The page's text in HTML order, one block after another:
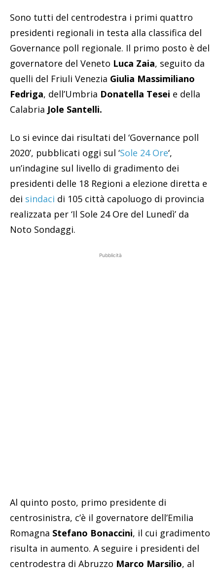
Sono tutti del centrodestra i primi quattro
presidenti regionali in testa alla classifica del
Governance poll regionale. Il primo posto è del
governatore del Veneto Luca Zaia, seguito da
quelli del Friuli Venezia Giulia Massimiliano
Fedriga, dell’Umbria Donatella Tesei e della
Calabria Jole Santelli.
Lo si evince dai risultati del ‘Governance poll
2020’, pubblicati oggi sul ‘Sole 24 Ore‘,
un’indagine sul livello di gradimento dei
presidenti delle 18 Regioni a elezione diretta e
dei sindaci di 105 città capoluogo di provincia
realizzata per ‘Il Sole 24 Ore del Lunedì’ da
Noto Sondaggi.
Pubblicità
Al quinto posto, primo presidente di
centrosinistra, c’è il governatore dell’Emilia
Romagna Stefano Bonaccini, il cui gradimento
risulta in aumento. A seguire i presidenti del
centrodestra di Abruzzo Marco Marsilio, al